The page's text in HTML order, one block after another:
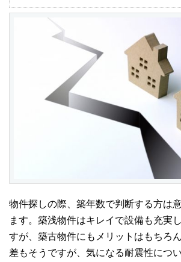
物件探しの際、築年数で判断する方は
ます。築浅物件はキレイで設備も充実
すが、築古物件にもメリットはもちろ
差もそうですが、気になる耐震性につ